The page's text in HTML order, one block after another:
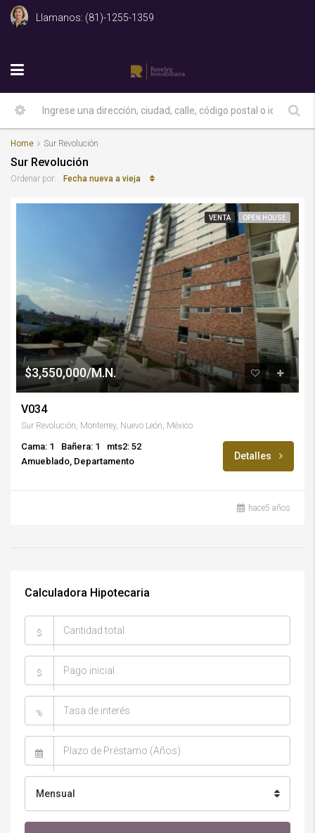
Llamanos: (81)-1255-1359
Home Sur Revolución
Sur Revolución
Ordenar por: Fecha nueva a vieja
VENTA OPEN HOUSE
$3,550,000/M.N.
V034
Sur Revolución, Monterrey, Nuevo León, México
Cama: 1 Bañera: 1
mts2: 52
Amueblado, Departamento
Detalles
hace5 años
Calculadora Hipotecaria
$
$
%
Mensual